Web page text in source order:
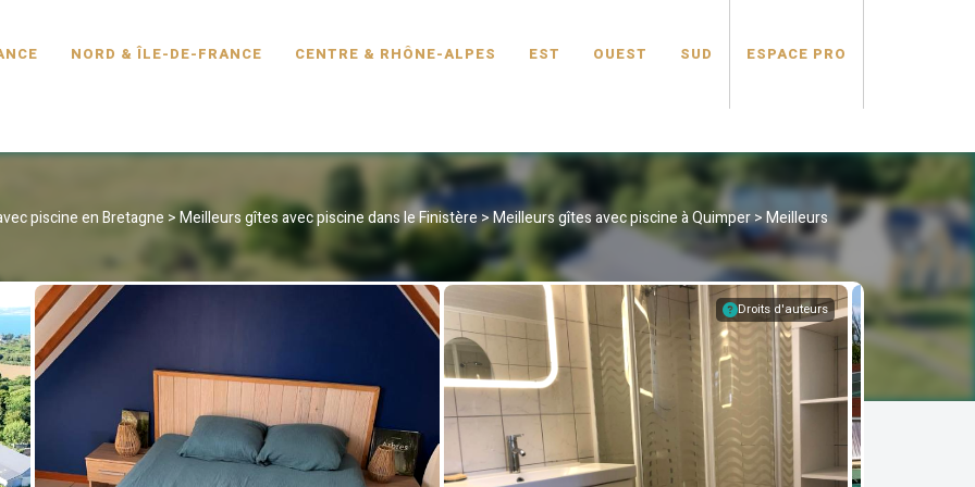
NORD & ÎLE-DE-FRANCE CENTRE & RHÔNE-ALPES EST OUEST SUD ESPACE PRO
piscine en Bretagne >Meilleurs gîtes avec piscine dans le Finistère>Meilleurs gîtes avec piscine à Quimper>Meilleurs
Droits d'auteurs